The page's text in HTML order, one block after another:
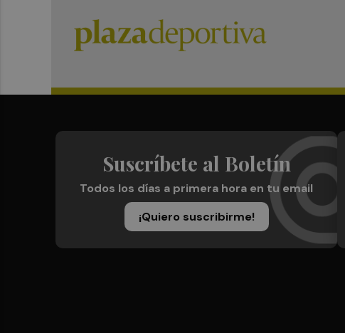
Suscríbete al Boletín
Todos los días a primera hora en tu email
¡Quiero suscribirme!